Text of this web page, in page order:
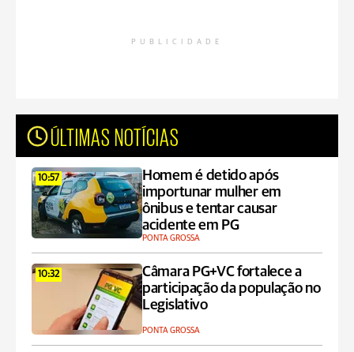
PUBLICIDADE
ÚLTIMAS NOTÍCIAS
10:57
Homem é detido após
importunar mulher em
ônibus e tentar causar
acidente em PG
PONTA GROSSA
10:32
Câmara PG+VC fortalece a
participação da população no
Legislativo
PONTA GROSSA